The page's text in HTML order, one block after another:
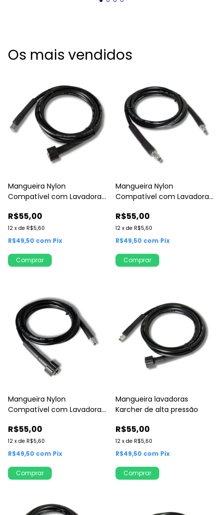
Os mais vendidos
Mangueira Nylon
Compatível com Lavadoras
R$55,00
12 x de R$5,60
R$49,50 com Pix
Comprar
Mangueira Nylon
Compatível com Lavadoras
R$55,00
12 x de R$5,60
R$49,50 com Pix
Comprar
Mangueira Nylon
Compatível com Lavadoras
R$55,00
12 x de R$5,60
R$49,50 com Pix
Comprar
Mangueira lavadoras
Karcher de alta pressão
R$55,00
12 x de R$5,60
R$49,50 com Pix
Comprar